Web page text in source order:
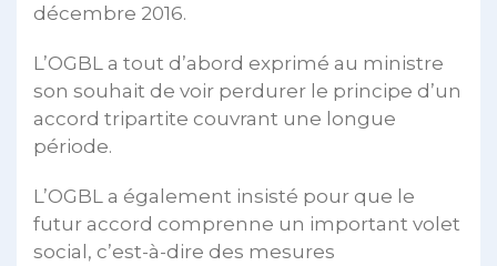
décembre 2016.
L’OGBL a tout d’abord exprimé au ministre
son souhait de voir perdurer le principe d’un
accord tripartite couvrant une longue
période.
L’OGBL a également insisté pour que le
futur accord comprenne un important volet
social, c’est-à-dire des mesures